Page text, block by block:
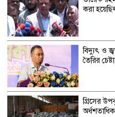
করা
বিদ্যুৎ ও
তৈরির
গ্রিসের